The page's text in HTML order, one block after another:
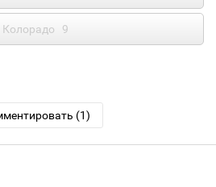
Колорадо 9
(1)